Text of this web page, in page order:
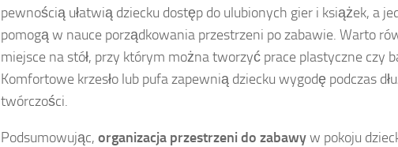
pewnością ułatwią dziecku dostęp do ulubionych gier i książek, a
pomogą w nauce porządkowania przestrzeni po zabawie. Warto
miejsce na stół, przy którym można tworzyć prace plastyczne czy
Komfortowe krzesło lub pufa zapewnią dziecku wygodę podczas
twórczości.
Podsumowując, organizacja przestrzeni do zabawyw pokoju